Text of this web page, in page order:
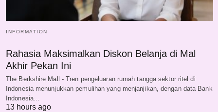
INFORMATION
Rahasia Maksimalkan Diskon Belanja di Mal
Akhir Pekan Ini
The Berkshire Mall - Tren pengeluaran rumah tangga sektor ritel di
Indonesia menunjukkan pemulihan yang menjanjikan, dengan data Bank
Indonesia…
13 hours ago